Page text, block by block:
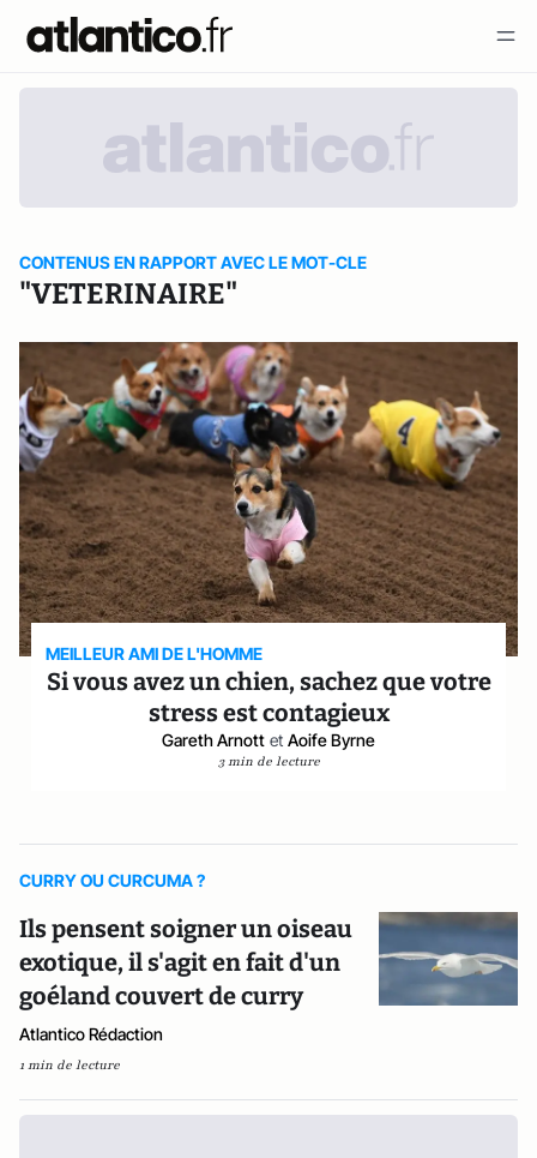
CONTENUS EN RAPPORT AVEC LE MOT-CLE
"VETERINAIRE"
MEILLEUR AMI DE L'HOMME
Si vous avez un chien, sachez que votre
stress est contagieux
Gareth Arnott et Aoife Byrne
3 min de lecture
CURRY OU CURCUMA ?
Ils pensent soigner un oiseau
exotique, il s'agit en fait d'un
goéland couvert de curry
Atlantico Rédaction
1 min de lecture